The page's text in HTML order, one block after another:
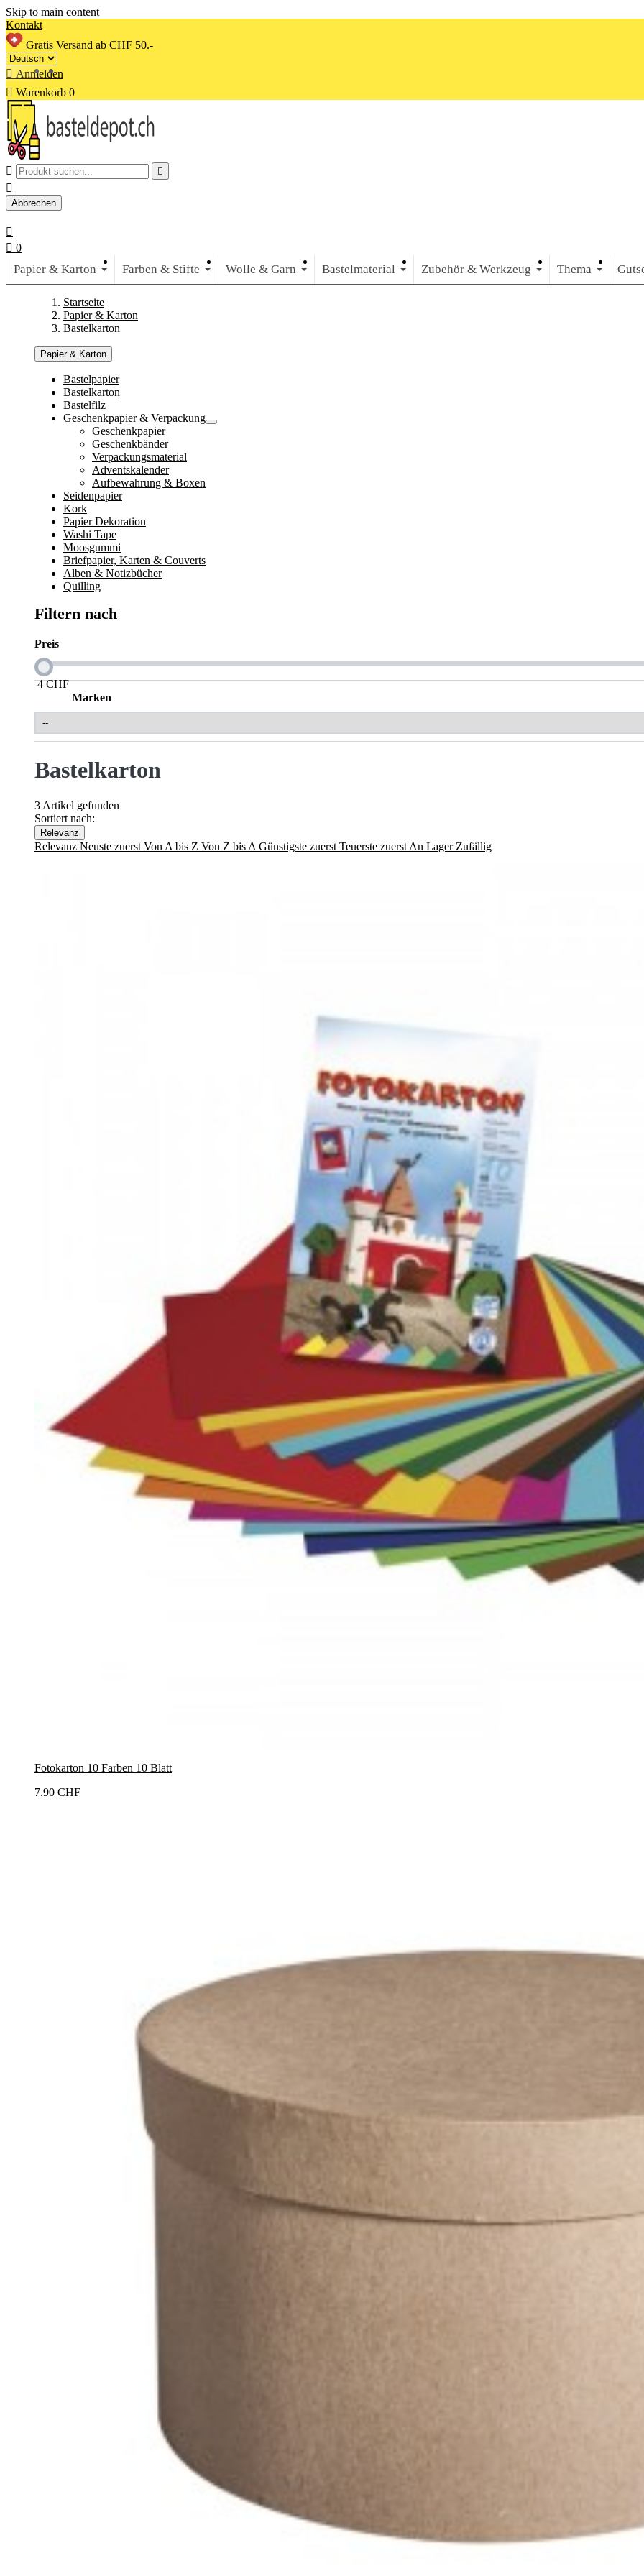
Skip to main content
Kontakt
Gratis Versand ab CHF 50.-
 Anmelden
 Warenkorb 0
 

Abbrechen

 0
Papier & Karton Farben & Stifte Wolle & Garn Bastelmaterial Zubehör & Werkzeug Thema
Startseite
Papier & Karton
Bastelkarton
Papier & Karton
Bastelpapier
Bastelkarton
Bastelfilz
Geschenkpapier & Verpackung
Geschenkpapier
Geschenkbänder
Verpackungsmaterial
Adventskalender
Aufbewahrung & Boxen
Seidenpapier
Kork
Papier Dekoration
Washi Tape
Moosgummi
Briefpapier, Karten & Couverts
Alben & Notizbücher
Quilling
Filtern nach
Preis
4CHF
Marken
Bastelkarton
3 Artikel gefunden
Sortiert nach:
Relevanz
Relevanz Neuste zuerst Von A bis Z Von Z bis A Günstigste zuerst Teuerste zuerst An Lager Zufällig
Fotokarton 10 Farben 10 Blatt
7.90 CHF